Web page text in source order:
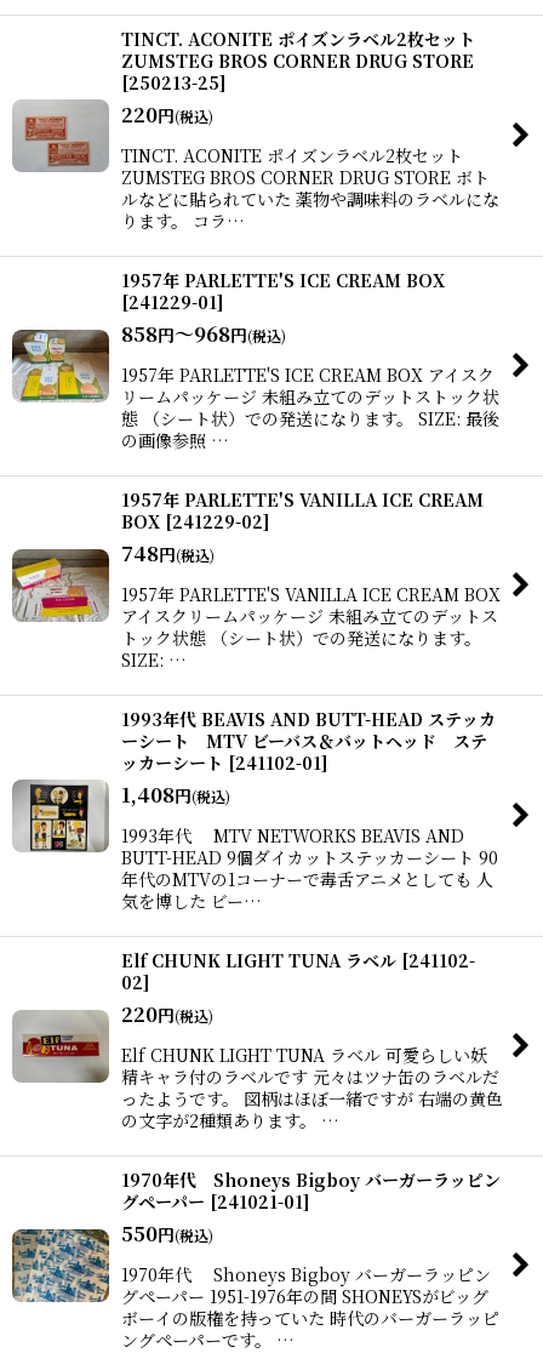
TINCT. ACONITE ポイズンラベル2枚セット
ZUMSTEG BROS CORNER DRUG STORE
[250213-25]
220円(税込)
TINCT. ACONITE ポイズンラベル2枚セット
ZUMSTEG BROS CORNER DRUG STORE ボト
ルなどに貼られていた 薬物や調味料のラベルにな
ります。 コラ…
1957年 PARLETTE'S ICE CREAM BOX
[241229-01]
858円～968円(税込)
1957年 PARLETTE'S ICE CREAM BOX アイスク
リームパッケージ 未組み立てのデットストック状
態 （シート状）での発送になります。 SIZE: 最後
の画像参照 …
1957年 PARLETTE'S VANILLA ICE CREAM
BOX [241229-02]
748円(税込)
1957年 PARLETTE'S VANILLA ICE CREAM BOX
アイスクリームパッケージ 未組み立てのデットス
トック状態 （シート状）での発送になります。
SIZE: …
1993年代 BEAVIS AND BUTT-HEAD ステッカ
ーシート MTV ビーバス＆バットヘッド ステ
ッカーシート [241102-01]
1,408円(税込)
1993年代 MTV NETWORKS BEAVIS AND
BUTT-HEAD 9個ダイカットステッカーシート 90
年代のMTVの1コーナーで毒舌アニメとしても 人
気を博した ビー…
Elf CHUNK LIGHT TUNA ラベル [241102-
02]
220円(税込)
Elf CHUNK LIGHT TUNA ラベル 可愛らしい妖
精キャラ付のラベルです 元々はツナ缶のラベルだ
ったようです。 図柄はほぼ一緒ですが 右端の黄色
の文字が2種類あります。 …
1970年代 Shoneys Bigboy バーガーラッピン
グペーパー [241021-01]
550円(税込)
1970年代 Shoneys Bigboy バーガーラッピン
グペーパー 1951-1976年の間 SHONEYSがビッグ
ボーイの版権を持っていた 時代のバーガーラッピ
ングペーパーです。 …